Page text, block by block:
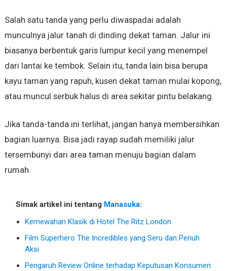
Salah satu tanda yang perlu diwaspadai adalah
munculnya jalur tanah di dinding dekat taman. Jalur ini
biasanya berbentuk garis lumpur kecil yang menempel
dari lantai ke tembok. Selain itu, tanda lain bisa berupa
kayu taman yang rapuh, kusen dekat taman mulai kopong,
atau muncul serbuk halus di area sekitar pintu belakang.
Jika tanda-tanda ini terlihat, jangan hanya membersihkan
bagian luarnya. Bisa jadi rayap sudah memiliki jalur
tersembunyi dari area taman menuju bagian dalam
rumah.
Simak artikel ini tentang Manasuka:
Kemewahan Klasik di Hotel The Ritz London
Film Superhero The Incredibles yang Seru dan Penuh
Aksi
Pengaruh Review Online terhadap Keputusan Konsumen